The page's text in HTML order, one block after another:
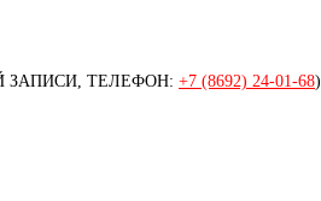
ЗАПИСИ, ТЕЛЕФОН: +7 (8692) 24-01-68)